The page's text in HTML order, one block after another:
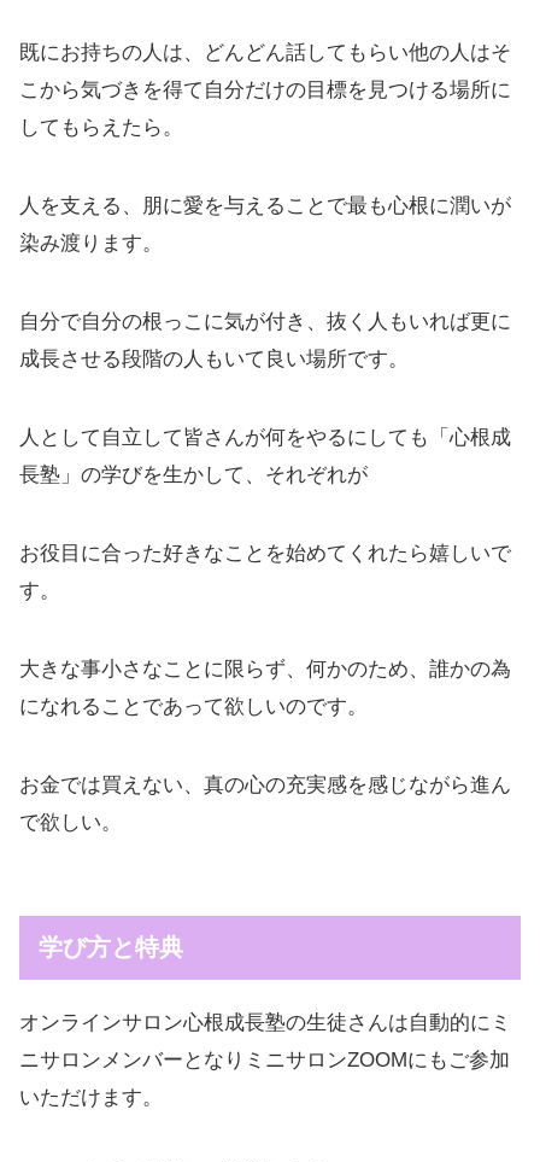
既にお持ちの人は、どんどん話してもらい他の人はそ
こから気づきを得て自分だけの目標を見つける場所に
してもらえたら。
人を支える、朋に愛を与えることで最も心根に潤いが
染み渡ります。
自分で自分の根っこに気が付き、抜く人もいれば更に
成長させる段階の人もいて良い場所です。
人として自立して皆さんが何をやるにしても「心根成
長塾」の学びを生かして、それぞれが
お役目に合った好きなことを始めてくれたら嬉しいで
す。
大きな事小さなことに限らず、何かのため、誰かの為
になれることであって欲しいのです。
お金では買えない、真の心の充実感を感じながら進ん
で欲しい。
学び方と特典
オンラインサロン心根成長塾の生徒さんは自動的にミ
ニサロンメンバーとなりミニサロンZOOMにもご参加
いただけます。